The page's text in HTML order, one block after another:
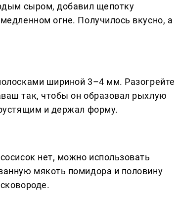
сыром, добавил щепотку
огне. Получилось вкусно, а
шириной 3–4 мм. Разогрейте
так, чтобы он образовал рыхлую
и держал форму.
нет, можно использовать
мякоть помидора и половину